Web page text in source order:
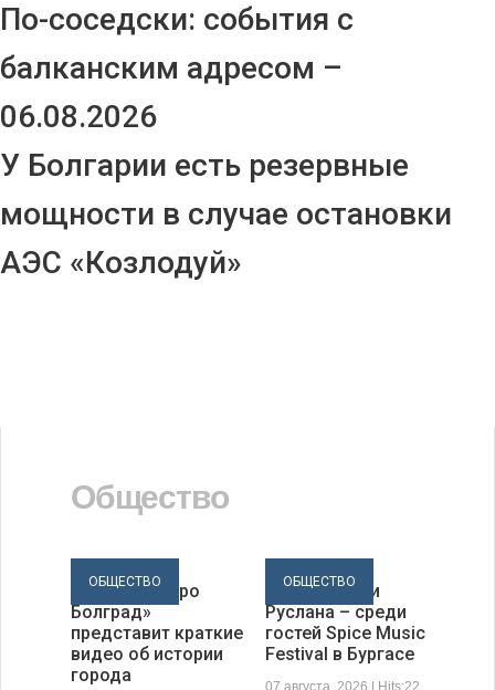
По-соседски: события с
балканским адресом –
06.08.2026
У Болгарии есть резервные
мощности в случае остановки
АЭС «Козлодуй»
Общество
ОБЩЕСТВО
«60 секунд про
Болград»
представит краткие
видео об истории
города
ОБЩЕСТВО
Луис Фонси и
Руслана – среди
гостей Spice Music
Festival в Бургасе
07 августа, 2026 | Hits:22